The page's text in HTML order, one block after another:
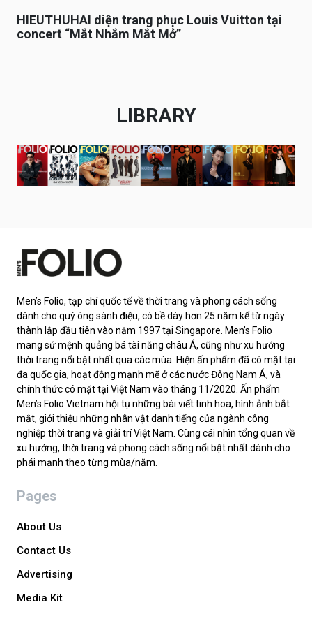
HIEUTHUHAI diện trang phục Louis Vuitton tại
concert “Mắt Nhắm Mắt Mở”
LIBRARY
Men’s Folio, tạp chí quốc tế về thời trang và phong cách sống
dành cho quý ông sành điệu, có bề dày hơn 25 năm kể từ ngày
thành lập đầu tiên vào năm 1997 tại Singapore. Men’s Folio
mang sứ mệnh quảng bá tài năng châu Á, cũng như xu hướng
thời trang nổi bật nhất qua các mùa. Hiện ấn phẩm đã có mặt tại
đa quốc gia, hoạt động mạnh mẽ ở các nước Đông Nam Á, và
chính thức có mặt tại Việt Nam vào tháng 11/2020. Ấn phẩm
Men’s Folio Vietnam hội tụ những bài viết tinh hoa, hình ảnh bắt
mắt, giới thiệu những nhân vật danh tiếng của ngành công
nghiệp thời trang và giải trí Việt Nam. Cùng cái nhìn tổng quan về
xu hướng, thời trang và phong cách sống nổi bật nhất dành cho
phái mạnh theo từng mùa/năm.
Pages
About Us
Contact Us
Advertising
Media Kit